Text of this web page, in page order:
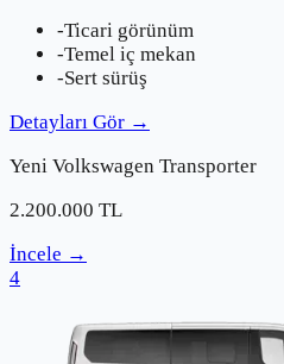
-Ticari görünüm
-Temel iç mekan
-Sert sürüş
Detayları Gör →
Yeni Volkswagen Transporter
2.200.000 TL
İncele →
4